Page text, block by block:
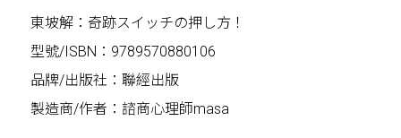
東坡解：奇跡スイッチの押し方！
型號/ISBN：9789570880106
品牌/出版社：聯經出版
製造商/作者：諮商心理師masa